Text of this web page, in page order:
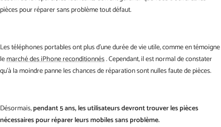
pièces pour réparer sans problème tout défaut.
Les téléphones portables ont plus d'une durée de vie utile, comme en témoigne
lemarché des iPhone reconditionnés. Cependant, il est normal de constater
qu'à la moindre panne les chances de réparation sont nulles faute de pièces.
Désormais,pendant 5 ans, les utilisateurs devront trouver les pièces
nécessaires pour réparer leurs mobiles sans problème.